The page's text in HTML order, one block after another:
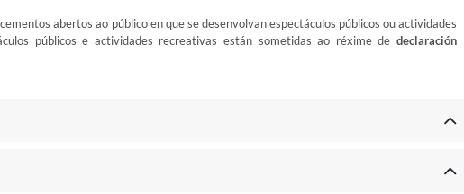
abertos ao público en que se desenvolvan espectáculos públicos ou actividades
públicos e actividades recreativas están sometidas ao réxime de declaración